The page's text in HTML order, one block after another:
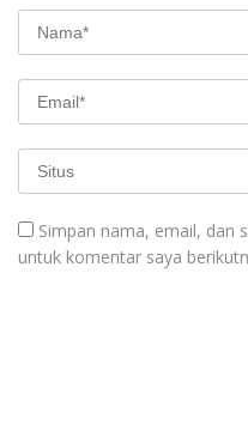
Simpan nama, email, dan
untuk komentar saya